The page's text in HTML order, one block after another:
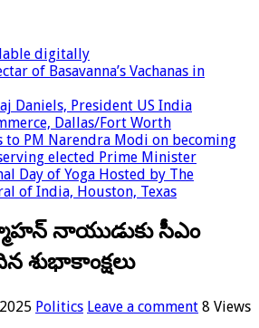
digitally
of Basavanna’s Vachanas in
Daniels, President US India
Dallas/Fort Worth
to PM Narendra Modi on becoming
elected Prime Minister
Day of Yoga Hosted by The
of India, Houston, Texas
నాయుడుకు సీఎం
శుభాకాంక్షలు
Politics Leave a comment 8 Views